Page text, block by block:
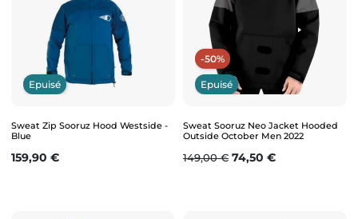
Epuisé
Sweat Zip Sooruz Hood Westside -
Blue
Prix
159,90 €
-50%
Epuisé
Sweat Sooruz Neo Jacket Hooded
Outside October Men 2022
Prix de base
149,00 € Prix
74,50 €